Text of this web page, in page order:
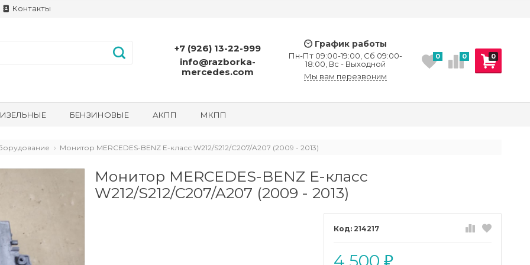
Контакты
+7 (926) 13-22-999
info@razborka-
mercedes.com
График работы
Пн-Пт 09:00-19:00, Сб 09:00-
18:00, Вс - Выходной
Мы вам перезвоним
0
0 0
БЕНЗИНОВЫЕ АКПП МКПП
Монитор MERCEDES-BENZ E-класс W212/S212/C207/A207 (2009 - 2013)
Монитор MERCEDES-BENZ E-класс
W212/S212/C207/A207 (2009 - 2013)
214217
4 500 ₽